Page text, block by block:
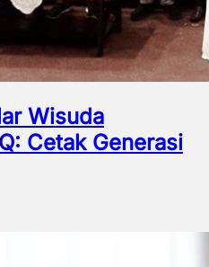
Wisuda
Cetak Generasi